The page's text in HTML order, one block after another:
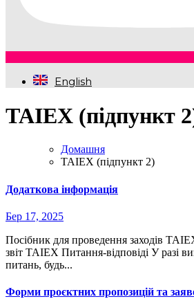
English
TAIEX (підпункт
Домашня
TAIEX (підпункт 2)
Додаткова інформація
Бер 17, 2025
Посібник для проведення заходів TAIEX онлайн Оперативний
звіт TAIEX Питання-відповіді У разі
питань, будь...
Форми проєктних пропозицій та